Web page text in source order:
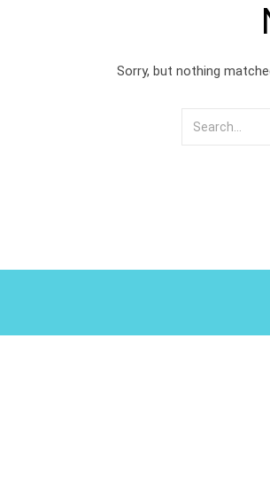
Sorry, but nothing